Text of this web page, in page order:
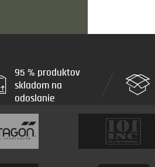
95 % produktov
skladom na
odoslanie